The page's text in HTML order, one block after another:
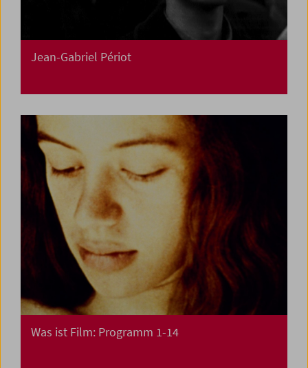
Jean-Gabriel Périot
Was ist Film: Programm 1-14